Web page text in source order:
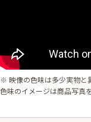
※ 映像の色味は多少実物と
色味のイメージは商品写真